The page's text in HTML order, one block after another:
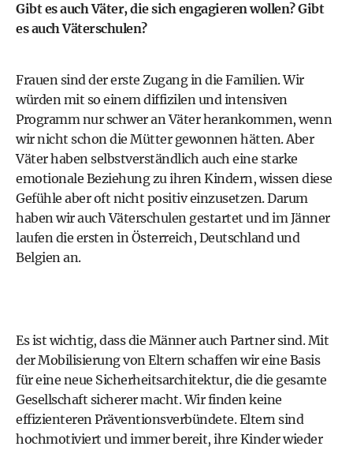
Gibt es auch Väter, die sich engagieren wollen? Gibt
es auch Väterschulen?
Frauen sind der erste Zugang in die Familien. Wir
würden mit so einem diffizilen und intensiven
Programm nur schwer an Väter herankommen, wenn
wir nicht schon die Mütter gewonnen hätten. Aber
Väter haben selbstverständlich auch eine starke
emotionale Beziehung zu ihren Kindern, wissen diese
Gefühle aber oft nicht positiv einzusetzen. Darum
haben wir auch Väterschulen gestartet und im Jänner
laufen die ersten in Österreich, Deutschland und
Belgien an.
Es ist wichtig, dass die Männer auch Partner sind. Mit
der Mobilisierung von Eltern schaffen wir eine Basis
für eine neue Sicherheitsarchitektur, die die gesamte
Gesellschaft sicherer macht. Wir finden keine
effizienteren Präventionsverbündete. Eltern sind
hochmotiviert und immer bereit, ihre Kinder wieder